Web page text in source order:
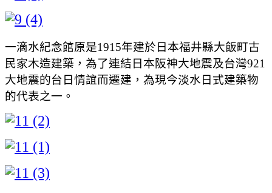
一滴水紀念館原是1915年建於日本福井縣大飯町古
民家木造建築，為了連結日本阪神大地震及台灣921
大地震的台日情誼而遷建，為現今淡水日式建築物
的代表之一。